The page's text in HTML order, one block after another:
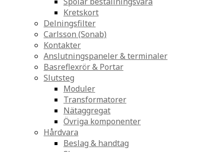
Kretskort
Delningsfilter
Carlsson (Sonab)
Kontakter
Anslutningspaneler & terminaler
Basreflexrör & Portar
Slutsteg
Moduler
Transformatorer
Nätaggregat
Övriga komponenter
Hårdvara
Beslag & handtag